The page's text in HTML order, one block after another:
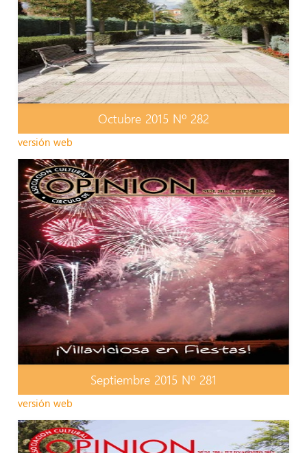
Octubre 2015 Nº 282
versión web
Septiembre 2015 Nº 281
versión web